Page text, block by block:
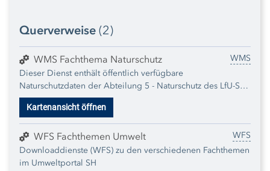
Querverweise (2)
WMS
WMS Fachthema Naturschutz
Dieser Dienst enthält öffentlich verfügbare
Naturschutzdaten der Abteilung 5 - Naturschutz des LfU-SH.
Informationen zu den einzelnen Karten können jeweils den
zugehörigen Metadaten zu den einzelnen Datensätzen
entnommen werden. Der Dienst wird regelmäßig um neu
publizierte Daten erweitert.
Kartenansicht öffnen
WFS
WFS Fachthemen Umwelt
Downloaddienste (WFS) zu den verschiedenen Fachthemen
im Umweltportal SH